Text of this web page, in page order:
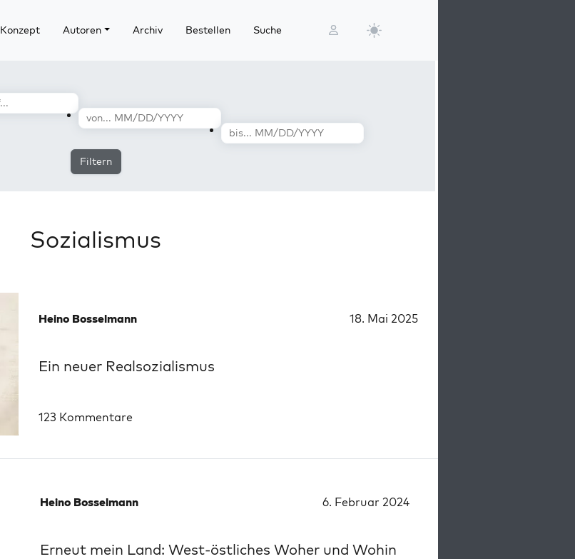
Konzept Autoren Archiv Bestellen Suche
Filtern
Sozialismus
Heino Bosselmann 18. Mai 2025
Ein neuer Realsozialismus
123 Kommentare
Heino Bosselmann 6. Februar 2024
Erneut mein Land: West-östliches Woher und Wohin